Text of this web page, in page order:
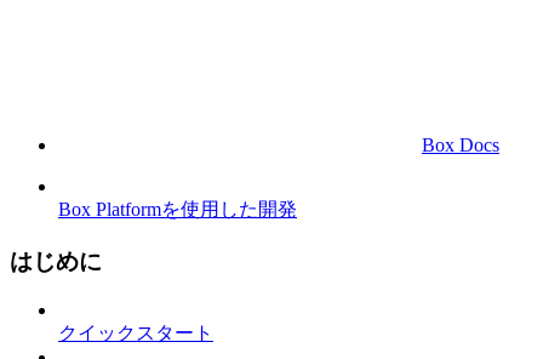
Box Docs
Box Platformを使用した開発
はじめに
クイックスタート